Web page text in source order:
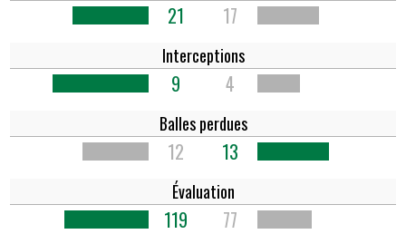
21 17
9
Interceptions
4
12
Balles perdues
13
119
Évaluation
77